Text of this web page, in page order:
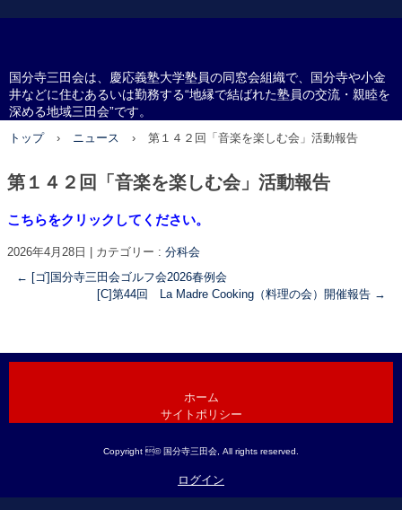
国分寺三田会
国分寺三田会は、慶応義塾大学塾員の同窓会組織で、国分寺や小金
井などに住むあるいは勤務する“地縁で結ばれた塾員の交流・親睦を
深める地域三田会”です。
トップ › ニュース › 第１４２回「音楽を楽しむ会」活動報告
第１４２回「音楽を楽しむ会」活動報告
こちらをクリックしてください。
2026年4月28日 カテゴリー : 分科会
← [ゴ]国分寺三田会ゴルフ会2026春例会
[C]第44回 La Madre Cooking（料理の会）開催報告 →
ホーム
サイトポリシー
Copyright © 国分寺三田会, All rights reserved.
ログイン